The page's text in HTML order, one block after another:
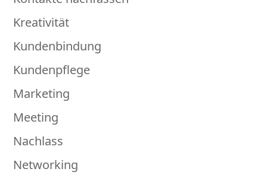
Kreativität
Kundenbindung
Kundenpflege
Marketing
Meeting
Nachlass
Networking